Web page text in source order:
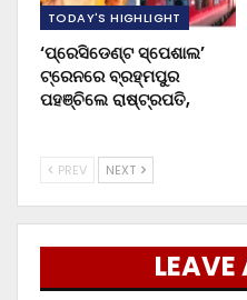
TODAY'S HIGHLIGHT
‘ପ୍ରେସିଡେଣ୍ଟ ସ୍ପେଶାଲ’
ଟ୍ରେନରେ ବ୍ରହ୍ମପୁର
ପହଞ୍ଚିଲେ ରାଷ୍ଟ୍ରପତି,
PREV NEXT
LEAVE